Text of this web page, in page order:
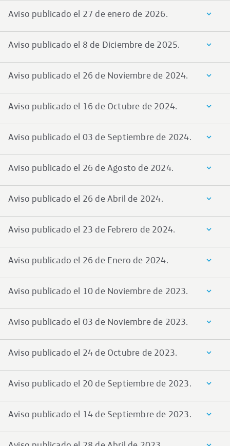
Aviso publicado el 27 de enero de 2026.
Aviso publicado el 8 de Diciembre de 2025.
Aviso publicado el 26 de Noviembre de 2024.
Aviso publicado el 16 de Octubre de 2024.
Aviso publicado el 03 de Septiembre de 2024.
Aviso publicado el 26 de Agosto de 2024.
Aviso publicado el 26 de Abril de 2024.
Aviso publicado el 23 de Febrero de 2024.
Aviso publicado el 26 de Enero de 2024.
Aviso publicado el 10 de Noviembre de 2023.
Aviso publicado el 03 de Noviembre de 2023.
Aviso publicado el 24 de Octubre de 2023.
Aviso publicado el 20 de Septiembre de 2023.
Aviso publicado el 14 de Septiembre de 2023.